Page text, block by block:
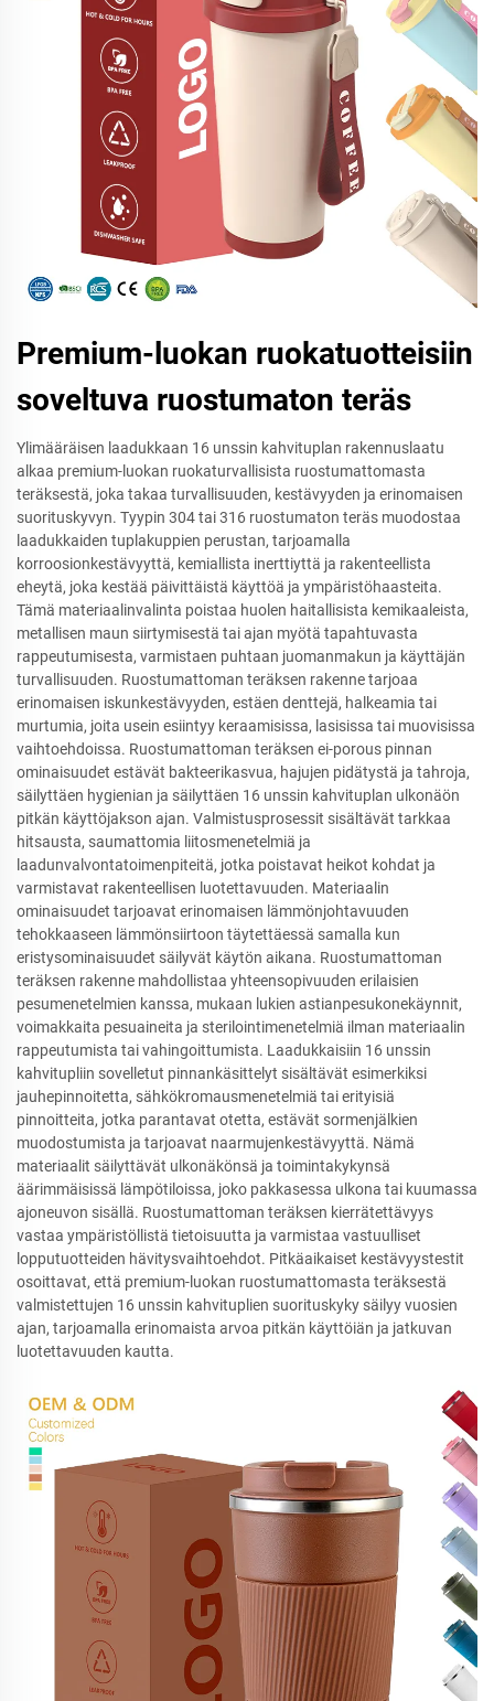
Premium-luokan ruokatuotteisiin
soveltuva ruostumaton teräs
Ylimääräisen laadukkaan 16 unssin kahvituplan rakennuslaatu
alkaa premium-luokan ruokaturvallisista ruostumattomasta
teräksestä, joka takaa turvallisuuden, kestävyyden ja erinomaisen
suorituskyvyn. Tyypin 304 tai 316 ruostumaton teräs muodostaa
laadukkaiden tuplakuppien perustan, tarjoamalla
korroosionkestävyyttä, kemiallista inerttiyttä ja rakenteellista
eheytä, joka kestää päivittäistä käyttöä ja ympäristöhaasteita.
Tämä materiaalinvalinta poistaa huolen haitallisista kemikaaleista,
metallisen maun siirtymisestä tai ajan myötä tapahtuvasta
rappeutumisesta, varmistaen puhtaan juomanmakun ja käyttäjän
turvallisuuden. Ruostumattoman teräksen rakenne tarjoaa
erinomaisen iskunkestävyyden, estäen denttejä, halkeamia tai
murtumia, joita usein esiintyy keraamisissa, lasisissa tai muovisissa
vaihtoehdoissa. Ruostumattoman teräksen ei-porous pinnan
ominaisuudet estävät bakteerikasvua, hajujen pidätystä ja tahroja,
säilyttäen hygienian ja säilyttäen 16 unssin kahvituplan ulkonäön
pitkän käyttöjakson ajan. Valmistusprosessit sisältävät tarkkaa
hitsausta, saumattomia liitosmenetelmiä ja
laadunvalvontatoimenpiteitä, jotka poistavat heikot kohdat ja
varmistavat rakenteellisen luotettavuuden. Materiaalin
ominaisuudet tarjoavat erinomaisen lämmönjohtavuuden
tehokkaaseen lämmönsiirtoon täytettäessä samalla kun
eristysominaisuudet säilyvät käytön aikana. Ruostumattoman
teräksen rakenne mahdollistaa yhteensopivuuden erilaisien
pesumenetelmien kanssa, mukaan lukien astianpesukonekäynnit,
voimakkaita pesuaineita ja sterilointimenetelmiä ilman materiaalin
rappeutumista tai vahingoittumista. Laadukkaisiin 16 unssin
kahvitupliin sovelletut pinnankäsittelyt sisältävät esimerkiksi
jauhepinnoitetta, sähkökromausmenetelmiä tai erityisiä
pinnoitteita, jotka parantavat otetta, estävät sormenjälkien
muodostumista ja tarjoavat naarmujenkestävyyttä. Nämä
materiaalit säilyttävät ulkonäkönsä ja toimintakykynsä
äärimmäisissä lämpötiloissa, joko pakkasessa ulkona tai kuumassa
ajoneuvon sisällä. Ruostumattoman teräksen kierrätettävyys
vastaa ympäristöllistä tietoisuutta ja varmistaa vastuulliset
lopputuotteiden hävitysvaihtoehdot. Pitkäaikaiset kestävyystestit
osoittavat, että premium-luokan ruostumattomasta teräksestä
valmistettujen 16 unssin kahvituplien suorituskyky säilyy vuosien
ajan, tarjoamalla erinomaista arvoa pitkän käyttöiän ja jatkuvan
luotettavuuden kautta.